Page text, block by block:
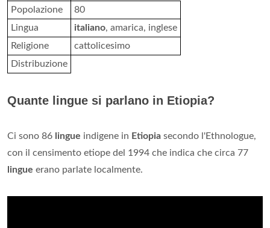
Popolazione
80
Lingua
italiano, amarica, inglese
Religione
cattolicesimo
Distribuzione
Quante lingue si parlano in Etiopia?
Ci sono 86 lingue indigene in Etiopia secondo l'Ethnologue,
con il censimento etiope del 1994 che indica che circa 77
lingue erano parlate localmente.